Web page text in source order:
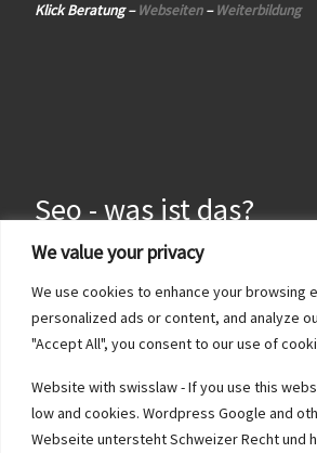
We value your privacy
We use cookies to enhance your browsing
personalized ads or content, and analyze
"Accept All", you consent to our use of
Website with swisslaw - If you use this
low and cookies. Wordpress Google and
Webseite untersteht Schweizer Recht und
Klick Beratung –Webseiten–Weiterbildung
Seo - was ist das?
KMU SO ist eine Seo Seite für unsere